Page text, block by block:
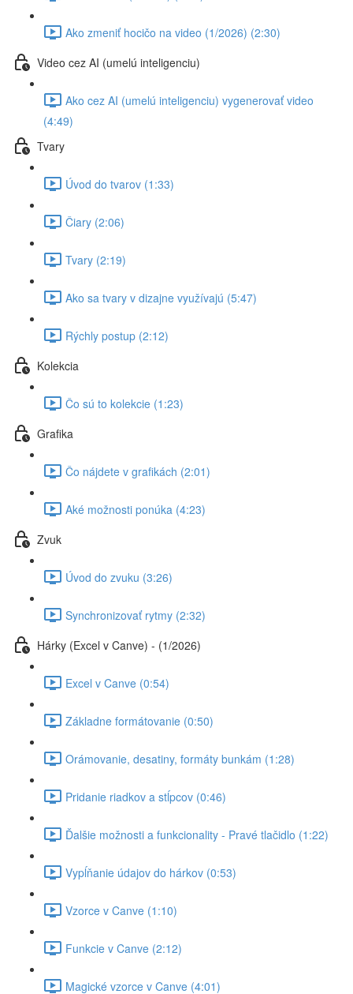
Ako zmeniť hocičo na video (1/2026) (2:30)
Video cez AI (umelú inteligenciu)
Ako cez AI (umelú inteligenciu) vygenerovať video
(4:49)
Tvary
Úvod do tvarov (1:33)
Čiary (2:06)
Tvary (2:19)
Ako sa tvary v dizajne využívajú (5:47)
Rýchly postup (2:12)
Kolekcia
Čo sú to kolekcie (1:23)
Grafika
Čo nájdete v grafikách (2:01)
Aké možnosti ponúka (4:23)
Zvuk
Úvod do zvuku (3:26)
Synchronizovať rytmy (2:32)
Hárky (Excel v Canve) - (1/2026)
Excel v Canve (0:54)
Základne formátovanie (0:50)
Orámovanie, desatiny, formáty bunkám (1:28)
Pridanie riadkov a stĺpcov (0:46)
Ďalšie možnosti a funkcionality - Pravé tlačidlo (1:22)
Vypĺňanie údajov do hárkov (0:53)
Vzorce v Canve (1:10)
Funkcie v Canve (2:12)
Magické vzorce v Canve (4:01)